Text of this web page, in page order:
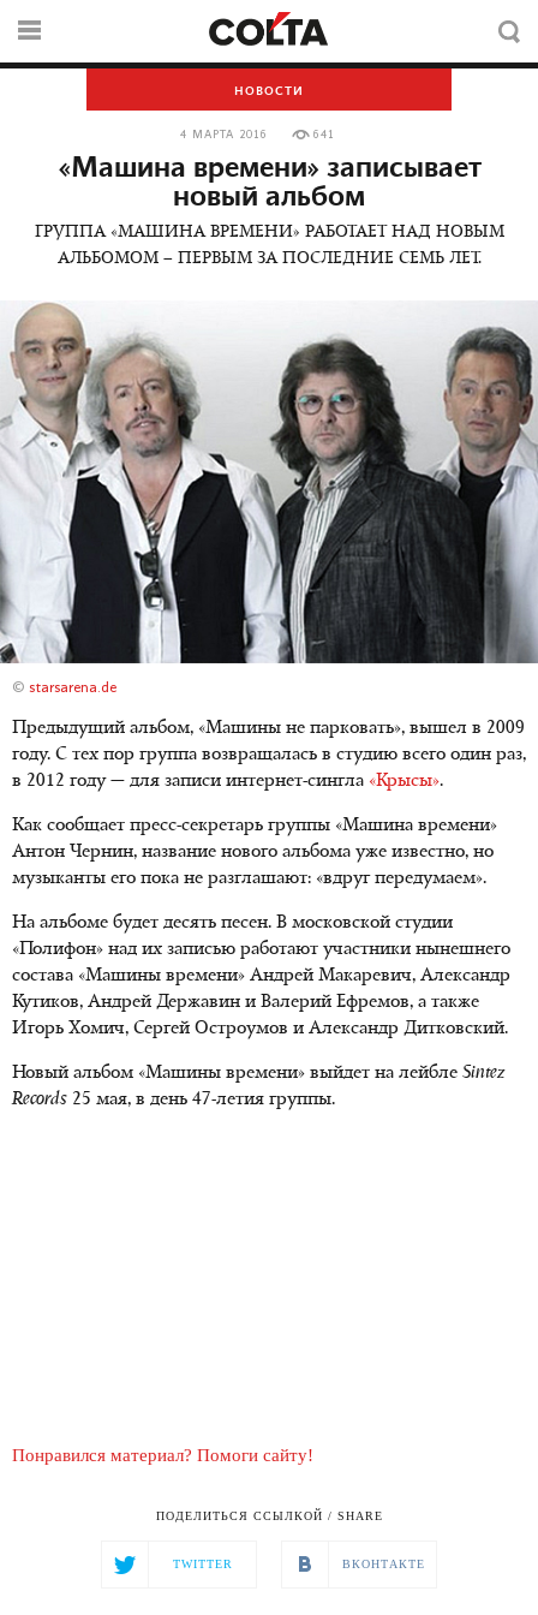
НОВОСТИ
4 МАРТА 2016 641
«Машина времени» записывает
новый альбом
ГРУППА «МАШИНА ВРЕМЕНИ» РАБОТАЕТ НАД НОВЫМ
АЛЬБОМОМ – ПЕРВЫМ ЗА ПОСЛЕДНИЕ СЕМЬ ЛЕТ.
© starsarena.de
Предыдущий альбом, «Машины не парковать», вышел в 2009
году. С тех пор группа возвращалась в студию всего один раз,
в 2012 году — для записи интернет-сингла «Крысы».
Как сообщает пресс-секретарь группы «Машина времени»
Антон Чернин, название нового альбома уже известно, но
музыканты его пока не разглашают: «вдруг передумаем».
На альбоме будет десять песен. В московской студии
«Полифон» над их записью работают участники нынешнего
состава «Машины времени» Андрей Макаревич, Александр
Кутиков, Андрей Державин и Валерий Ефремов, а также
Игорь Хомич, Сергей Остроумов и Александр Дитковский.
Новый альбом «Машины времени» выйдет на лейбле Sintez
Records 25 мая, в день 47-летия группы.
Понравился материал? Помоги сайту!
ПОДЕЛИТЬСЯ ССЫЛКОЙ / SHARE
TWITTER ВКОНТАКТЕ